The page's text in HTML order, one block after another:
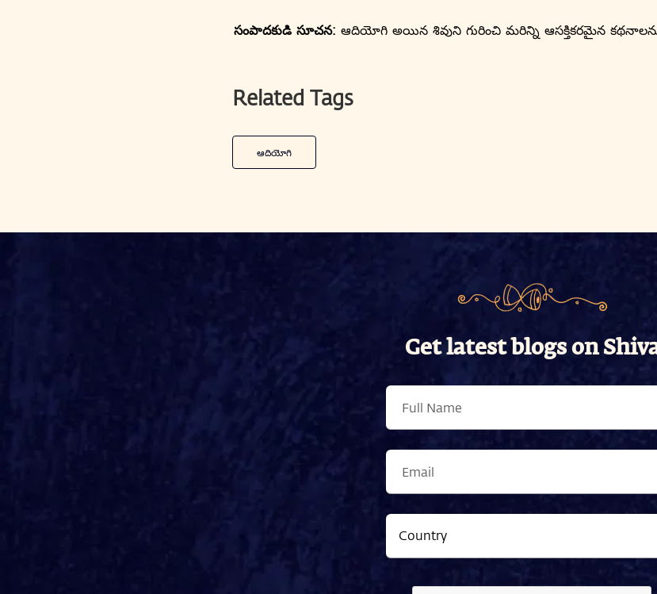
సంపాదకుడి సూచన: ఆదియోగి అయిన శివుని గురించి మరిన్ని ఆసక్తికరమైన
Related Tags
ఆదియోగి
Get latest blogs on